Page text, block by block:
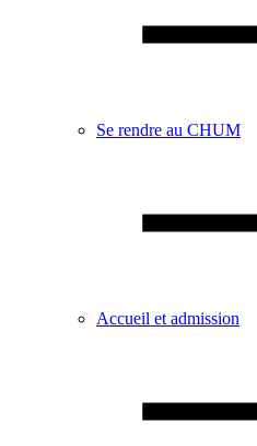
Se rendre au CHUM
Accueil et admission